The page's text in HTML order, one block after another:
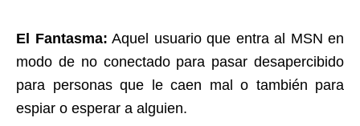
El Fantasma: Aquel usuario que entra al MSN en
modo de no conectado para pasar desapercibido
para personas que le caen mal o también para
espiar o esperar a alguien.